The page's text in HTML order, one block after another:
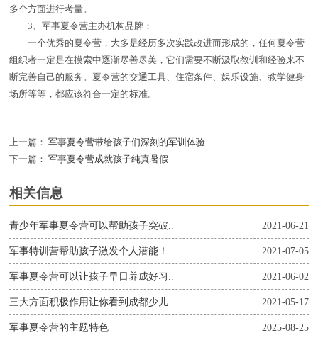
多个方面进行考量。
3、军事夏令营主办机构品牌：
一个优秀的夏令营，大多是经历多次实践改进而形成的，任何夏令营
组织者一定是在摸索中逐渐尽善尽美，它们需要不断汲取教训和经验来不
断完善自己的服务。夏令营的交通工具、住宿条件、娱乐设施、教学健身
场所等等，都应该符合一定的标准。
上一篇： 军事夏令营带给孩子们深刻的军训体验
下一篇： 军事夏令营成就孩子纯真暑假
相关信息
2021-06-21
青少年军事夏令营可以帮助孩子突破..
2021-07-05
军事特训营帮助孩子激发个人潜能！
2021-06-02
军事夏令营可以让孩子早日养成好习..
2021-05-17
三大方面积极作用让你看到成都少儿..
2025-08-25
军事夏令营的主题特色